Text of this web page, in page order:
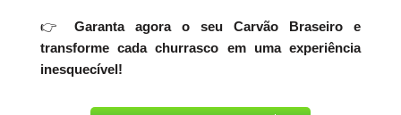
👉
Garanta agora o seu Carvão Braseiro e
transforme cada churrasco em uma experiência
inesquecível!